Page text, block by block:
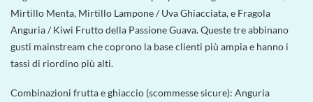
Mirtillo Menta, Mirtillo Lampone / Uva Ghiacciata, e Fragola
Anguria / Kiwi Frutto della Passione Guava. Queste tre abbinano
gusti mainstream che coprono la base clienti più ampia e hanno i
tassi di riordino più alti.
Combinazioni frutta e ghiaccio (scommesse sicure): Anguria